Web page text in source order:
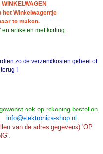
het Winkelwagentje
te maken.
artikelen met korting
zo de verzendkosten geheel of
!
ook op rekening bestellen.
info@elektronica-shop.nl
van de adres gegevens) 'OP